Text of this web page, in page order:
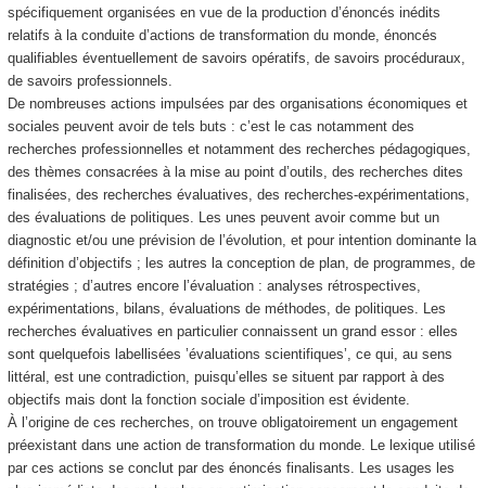
spécifiquement organisées en vue de la production d’énoncés inédits
relatifs à la conduite d’actions de transformation du monde, énoncés
qualifiables éventuellement de savoirs opératifs, de savoirs procéduraux,
de savoirs professionnels.
De nombreuses actions impulsées par des organisations économiques et
sociales peuvent avoir de tels buts : c’est le cas notamment des
recherches professionnelles et notamment des recherches pédagogiques,
des thèmes consacrées à la mise au point d’outils, des recherches dites
finalisées, des recherches évaluatives, des recherches-expérimentations,
des évaluations de politiques. Les unes peuvent avoir comme but un
diagnostic et/ou une prévision de l’évolution, et pour intention dominante la
définition d’objectifs ; les autres la conception de plan, de programmes, de
stratégies ; d’autres encore l’évaluation : analyses rétrospectives,
expérimentations, bilans, évaluations de méthodes, de politiques. Les
recherches évaluatives en particulier connaissent un grand essor : elles
sont quelquefois labellisées ’évaluations scientifiques’, ce qui, au sens
littéral, est une contradiction, puisqu’elles se situent par rapport à des
objectifs mais dont la fonction sociale d’imposition est évidente.
À l’origine de ces recherches, on trouve obligatoirement un engagement
préexistant dans une action de transformation du monde. Le lexique utilisé
par ces actions se conclut par des énoncés finalisants. Les usages les